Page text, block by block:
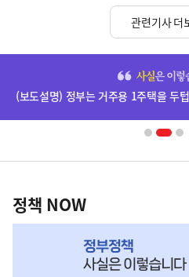
관련기사 더
영
책
NOW,
정책 NOW